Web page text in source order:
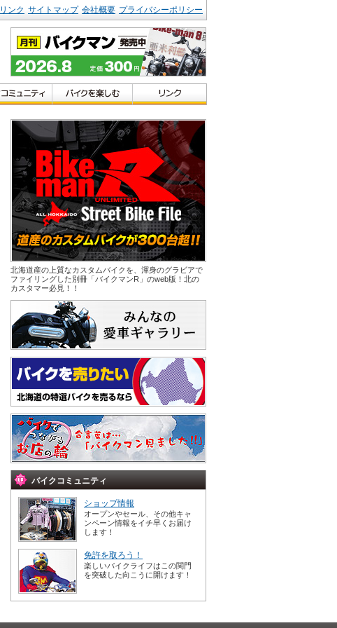
リンク サイトマップ 会社概要 プライバシーポリシー
北海道産の上質なカスタムバイクを、渾身のグラビアで
ファイリングした別冊「バイクマンR」のweb版！北の
カスタマー必見！！
バイクコミュニティ
ショップ情報
オープンやセール、その他キャ
ンペーン情報をイチ早くお届け
します！
免許を取ろう！
楽しいバイクライフはこの関門
を突破した向こうに開けます！